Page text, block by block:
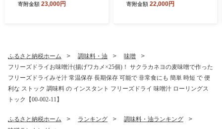
やめハイボール 焼酎ハイボ
寄附金額 23,000円
酎 【99-023-19】
寄附金額 22,000円
ふるさと納税ホーム 調味料・油
味噌
フリーズドライお味噌汁(揚げワカメ×25個)！ サクラカネヨの麦味噌で作った
フリーズドライみそ汁 常温保存 長期保存 可能で 非常食にも 簡単 時短 で 便
利な ストック 調味料 の インスタント フリーズドライ 味噌汁 ローリングス
トック【00-002-11】
ふるさと納税ホーム ランキング
調味料・油ランキング